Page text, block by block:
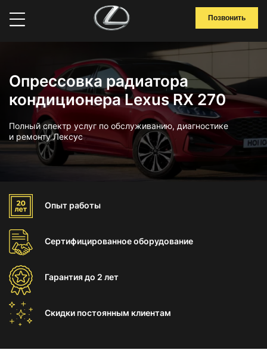
Позвонить
Опрессовка радиатора
кондиционера Lexus RX 270
Полный спектр услуг по обслуживанию, диагностике
и ремонту Лексус
Опыт работы
Сертифицированноеоборудование
Гарантиядо 2 лет
Скидки постоянным клиентам